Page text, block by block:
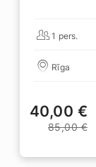
1 pers.
Rīga
40,00 €
85,00 €